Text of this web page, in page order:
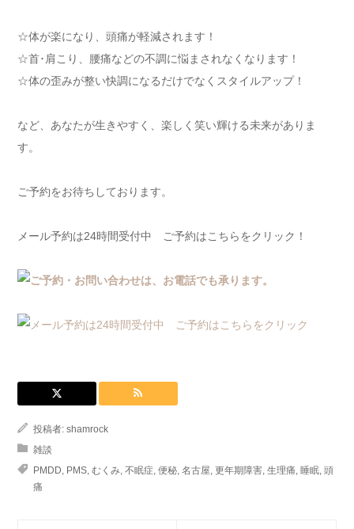
☆体が楽になり、頭痛が軽減されます！
☆首･肩こり、腰痛などの不調に悩まされなくなります！
☆体の歪みが整い快調になるだけでなくスタイルアップ！
など、あなたが生きやすく、楽しく笑い輝ける未来がありま
す。
ご予約をお待ちしております。
メール予約は24時間受付中 ご予約はこちらをクリック！
投稿者: shamrock
雑談
PMDD, PMS, むくみ, 不眠症, 便秘, 名古屋, 更年期障害, 生理痛, 睡眠, 頭
痛